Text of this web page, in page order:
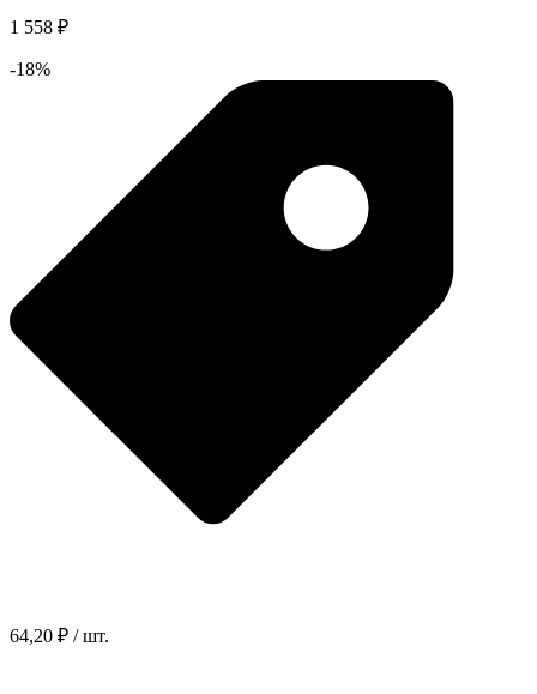
1 558 ₽
-18%
64,20 ₽ / шт.